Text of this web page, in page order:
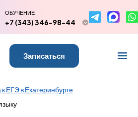
ОБУЧЕНИЕ
+7 (343) 346-98-44
Записаться
к ЕГЭ в Екатеринбурге